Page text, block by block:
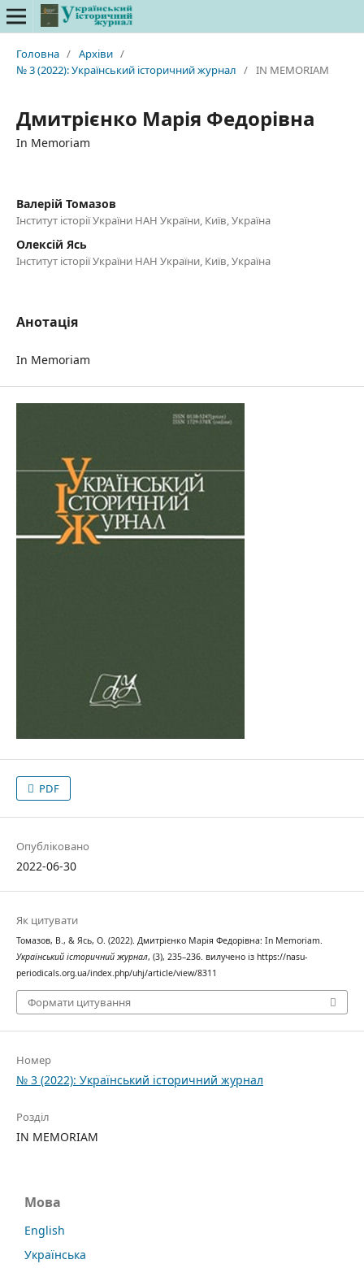
Головна / Архіви /
№ 3 (2022): Український історичний журнал / IN MEMORIAM
Дмитрієнко Марія Федорівна
In Memoriam
Валерій Томазов
Інститут історії України НАН України, Київ, Україна
Олексій Ясь
Інститут історії України НАН України, Київ, Україна
Анотація
In Memoriam
PDF
Опубліковано
2022-06-30
Як цитувати
Томазов, В., & Ясь, О. (2022). Дмитрієнко Марія Федорівна: In Memoriam.
Український історичний журнал, (3), 235–236. вилучено із https://nasu-
periodicals.org.ua/index.php/uhj/article/view/8311
Формати цитування
Номер
№ 3 (2022): Український історичний журнал
Розділ
IN MEMORIAM
Мова
English
Українська